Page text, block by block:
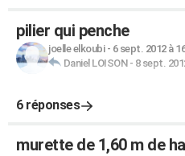
pilier qui penche
joelle elkoubi- 6 sept. 2012 à
Daniel LOISON- 8 sept.
6 réponses
murette de 1,60 m de